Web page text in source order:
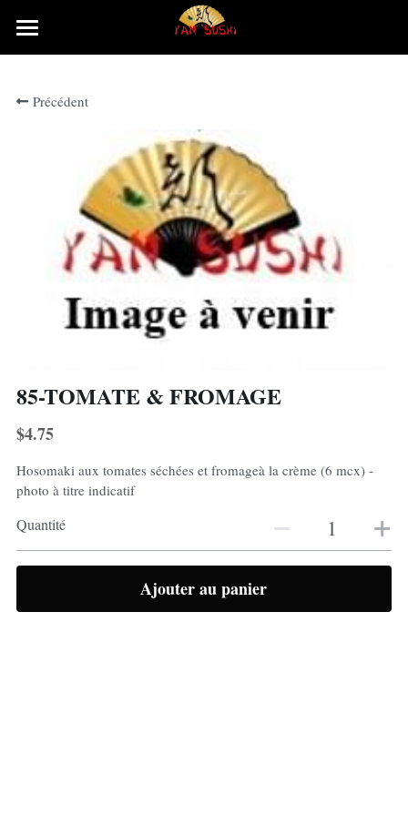
Accueil
Rechercher
Précédent
85-TOMATE & FROMAGE
$4.75
Hosomaki aux tomates séchées et fromageà la crème (6 mcx) -
photo à titre indicatif
Quantité
Ajouter au panier
LES CATÉGORIES DE LA BOUTIQUE